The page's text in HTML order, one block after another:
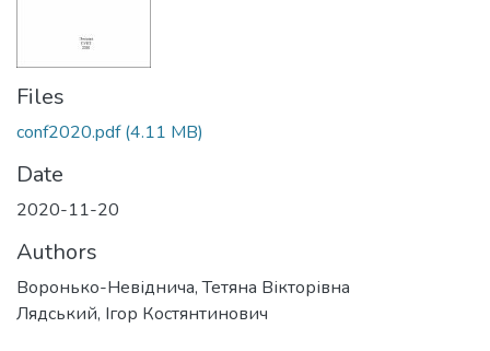
Files
conf2020.pdf(4.11 MB)
Date
2020-11-20
Authors
Воронько-Невіднича, Тетяна Вікторівна
Лядський, Ігор Костянтинович